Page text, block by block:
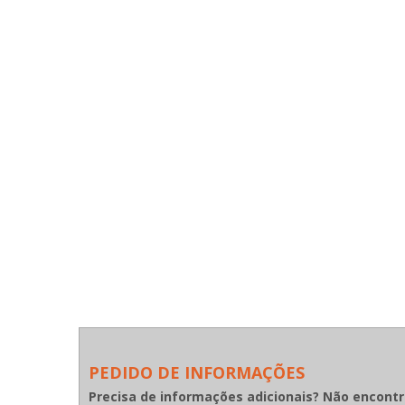
PEDIDO DE INFORMAÇÕES
Precisa de informações adicionais? Não